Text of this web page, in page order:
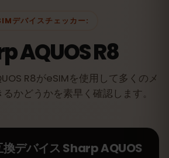
デバイスチェッカー:
AQUOS R8
R8がeSIMを使用して多くのメ
かどうかを素早く確認します。
デバイス Sharp AQUOS